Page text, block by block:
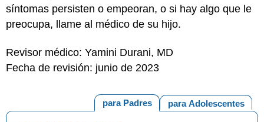
síntomas persisten o empeoran, o si hay algo que le
preocupa, llame al médico de su hijo.
Revisor médico: Yamini Durani, MD
Fecha de revisión: junio de 2023
para Adolescentes
para Padres